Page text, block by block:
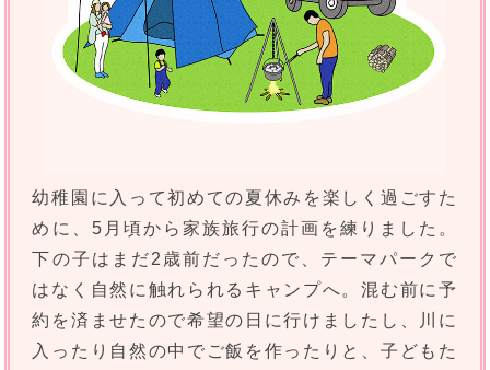
幼稚園に入って初めての夏休みを楽しく過ごすた
めに、5月頃から家族旅行の計画を練りました。
下の子はまだ2歳前だったので、テーマパークで
はなく自然に触れられるキャンプへ。混む前に予
約を済ませたので希望の日に行けましたし、川に
入ったり自然の中でご飯を作ったりと、子どもた